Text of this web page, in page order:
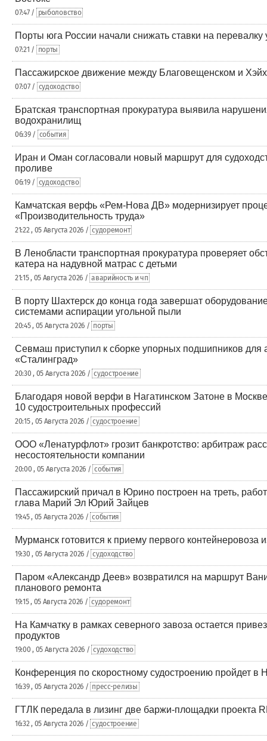
07:47 / рыболовство
Порты юга России начали снижать ставки на перевалку
07:21 / порты
Пассажирское движение между Благовещенском и
07:07 / судоходство
Братская транспортная прокуратура выявила
водохранилищ
06:39 / события
Иран и Оман согласовали новый маршрут для
проливе
06:19 / судоходство
Камчатская верфь «Рем-Нова ДВ» модернизирует
«Производительность труда»
21:22 , 05 Августа 2026 / судоремонт
В Ленобласти транспортная прокуратура проверяет
катера на надувной матрас с детьми
21:15 , 05 Августа 2026 / аварийность и чп
В порту Шахтерск до конца года завершат
системами аспирации угольной пыли
20:45 , 05 Августа 2026 / порты
Севмаш приступил к сборке упорных подшипников для
«Сталинград»
20:30 , 05 Августа 2026 / судостроение
Благодаря новой верфи в Нагатинском Затоне в
10 судостроительных профессий
20:15 , 05 Августа 2026 / судостроение
ООО «Ленатурфлот» грозит банкротство: арбитраж
несостоятельности компании
20:00 , 05 Августа 2026 / события
Пассажирский причал в Юрино построен на треть,
глава Марий Эл Юрий Зайцев
19:45 , 05 Августа 2026 / события
Мурманск готовится к приему первого контейнеровоза
19:30 , 05 Августа 2026 / судоходство
Паром «Александр Деев» возвратился на маршрут
планового ремонта
19:15 , 05 Августа 2026 / судоремонт
На Камчатку в рамках северного завоза остается
продуктов
19:00 , 05 Августа 2026 / судоходство
Конференция по скоростному судостроению пройдет в
16:39 , 05 Августа 2026 / пресс-релизы
ГТЛК передала в лизинг две баржи-площадки проекта
16:32 , 05 Августа 2026 / судостроение